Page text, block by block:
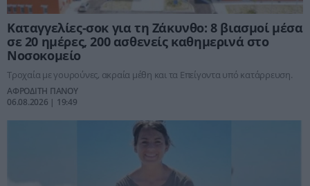
Καταγγελίες-σοκ για τη Ζάκυνθο: 8 βιασμοί μέσα
σε 20 ημέρες, 200 ασθενείς καθημερινά στο
Νοσοκομείο
Τροχαία με γουρούνες, ακραία μέθη και τα Επείγοντα υπό κατάρρευση.
ΑΦΡΟΔΙΤΗ ΠΑΝΟΥ
06.08.2026 | 19:49